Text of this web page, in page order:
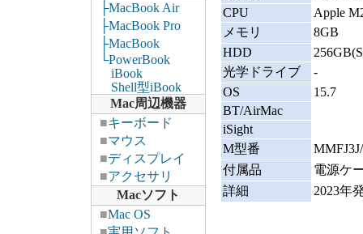
├MacBook Air
├MacBook Pro
├MacBook
└PowerBook
iBook
Shell型iBook
Mac周辺機器
■キーボード
■マウス
■ディスプレイ
■アクセサリ
Macソフト
■Mac OS
CPU
Apple
メモリ
8GB
HDD
光学ドライブ
-
OS
15.7
BT/AirMac
iSight
M型番
付属品
電源ケ
詳細
2023年